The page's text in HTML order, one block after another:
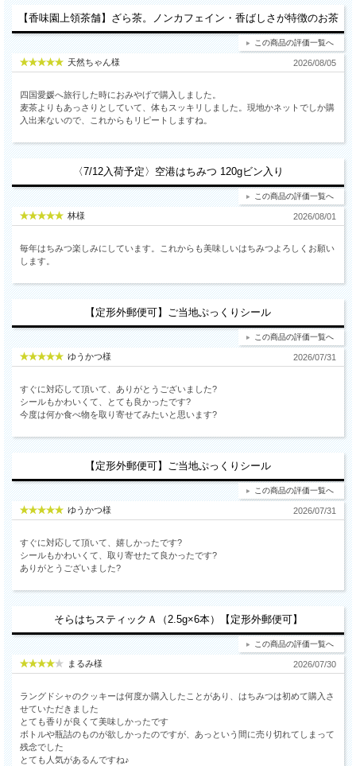
【香味園上領茶舗】ざら茶。ノンカフェイン・香ばしさが特徴のお茶
この商品の評価一覧へ
天然ちゃん様 2026/08/05
四国愛媛へ旅行した時におみやげで購入しました。
麦茶よりもあっさりとしていて、体もスッキリしました。現地かネットでしか購
入出来ないので、これからもリピートしますね。
〈7/12入荷予定〉空港はちみつ 120gビン入り
この商品の評価一覧へ
林様 2026/08/01
毎年はちみつ楽しみにしています。これからも美味しいはちみつよろしくお願い
します。
【定形外郵便可】ご当地ぷっくりシール
この商品の評価一覧へ
ゆうかつ様 2026/07/31
すぐに対応して頂いて、ありがとうございました?
シールもかわいくて、とても良かったです?
今度は何か食べ物を取り寄せてみたいと思います?
【定形外郵便可】ご当地ぷっくりシール
この商品の評価一覧へ
ゆうかつ様 2026/07/31
すぐに対応して頂いて、嬉しかったです?
シールもかわいくて、取り寄せたて良かったです?
ありがとうございました?
そらはちスティックＡ（2.5g×6本）【定形外郵便可】
この商品の評価一覧へ
まるみ様 2026/07/30
ラングドシャのクッキーは何度か購入したことがあり、はちみつは初めて購入さ
せていただきました
とても香りが良くて美味しかったです
ボトルや瓶詰のものが欲しかったのですが、あっという間に売り切れてしまって
残念でした
とても人気があるんですね♪